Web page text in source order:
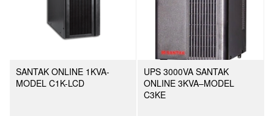
SANTAK ONLINE 1KVA-
MODEL C1K-LCD
UPS 3000VA SANTAK
ONLINE 3KVA–MODEL
C3KE